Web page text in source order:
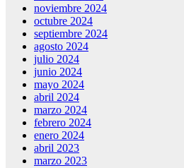
noviembre 2024
octubre 2024
septiembre 2024
agosto 2024
julio 2024
junio 2024
mayo 2024
abril 2024
marzo 2024
febrero 2024
enero 2024
abril 2023
marzo 2023